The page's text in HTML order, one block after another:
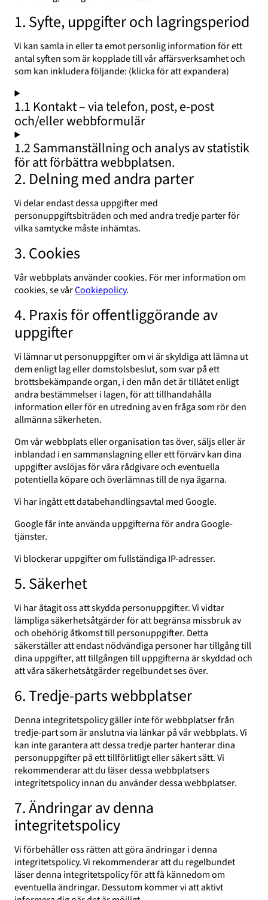
1. Syfte, uppgifter och lagringsperiod
Vi kan samla in eller ta emot personlig information för ett
antal syften som är kopplade till vår affärsverksamhet och
som kan inkludera följande: (klicka för att expandera)
1.1 Kontakt – via telefon, post, e-post
och/eller webbformulär
1.2 Sammanställning och analys av statistik
för att förbättra webbplatsen.
2. Delning med andra parter
Vi delar endast dessa uppgifter med
personuppgiftsbiträden och med andra tredje parter för
vilka samtycke måste inhämtas.
3. Cookies
Vår webbplats använder cookies. För mer information om
cookies, se vårCookiepolicy.
4. Praxis för offentliggörande av
uppgifter
Vi lämnar ut personuppgifter om vi är skyldiga att lämna ut
dem enligt lag eller domstolsbeslut, som svar på ett
brottsbekämpande organ, i den mån det är tillåtet enligt
andra bestämmelser i lagen, för att tillhandahålla
information eller för en utredning av en fråga som rör den
allmänna säkerheten.
Om vår webbplats eller organisation tas över, säljs eller är
inblandad i en sammanslagning eller ett förvärv kan dina
uppgifter avslöjas för våra rådgivare och eventuella
potentiella köpare och överlämnas till de nya ägarna.
Vi har ingått ett databehandlingsavtal med Google.
Google får inte använda uppgifterna för andra Google-
tjänster.
Vi blockerar uppgifter om fullständiga IP-adresser.
5. Säkerhet
Vi har åtagit oss att skydda personuppgifter. Vi vidtar
lämpliga säkerhetsåtgärder för att begränsa missbruk av
och obehörig åtkomst till personuppgifter. Detta
säkerställer att endast nödvändiga personer har tillgång till
dina uppgifter, att tillgången till uppgifterna är skyddad och
att våra säkerhetsåtgärder regelbundet ses över.
6. Tredje-parts webbplatser
Denna integritetspolicy gäller inte för webbplatser från
tredje-part som är anslutna via länkar på vår webbplats. Vi
kan inte garantera att dessa tredje parter hanterar dina
personuppgifter på ett tillförlitligt eller säkert sätt. Vi
rekommenderar att du läser dessa webbplatsers
integritetspolicy innan du använder dessa webbplatser.
7. Ändringar av denna
integritetspolicy
Vi förbehåller oss rätten att göra ändringar i denna
integritetspolicy. Vi rekommenderar att du regelbundet
läser denna integritetspolicy för att få kännedom om
eventuella ändringar. Dessutom kommer vi att aktivt